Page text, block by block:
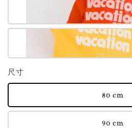
尺寸
80 cm
90 cm